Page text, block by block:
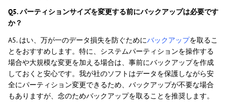
Q5. パーティションサイズを変更する前にバックアップは必要です
か？
A5. はい、万が一のデータ損失を防ぐためにバックアップを取るこ
とをおすすめします。特に、システムパーティションを操作する
場合や大規模な変更を加える場合は、事前にバックアップを作成
しておくと安心です。我が社のソフトはデータを保護しながら安
全にパーティション変更できるため、バックアップが不要な場合
もありますが、念のためバックアップを取ることを推奨します。